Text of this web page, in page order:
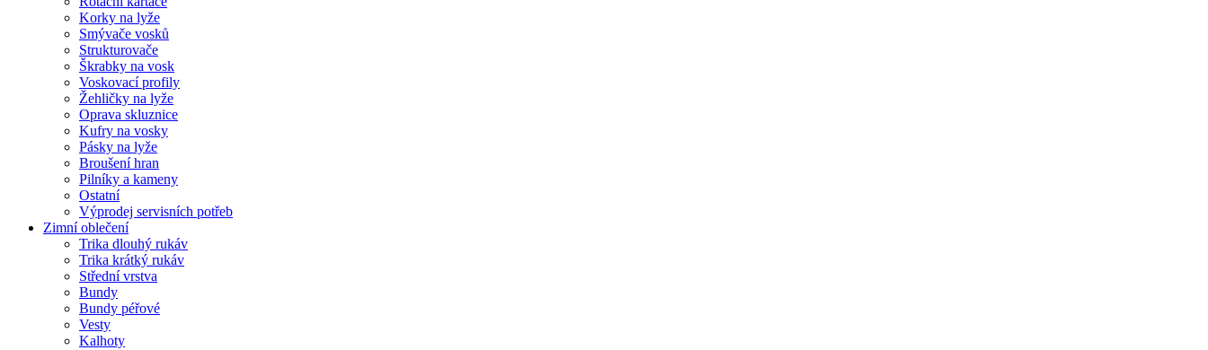
Korky na lyže
Smývače vosků
Strukturovače
Škrabky na vosk
Voskovací profily
Žehličky na lyže
Oprava skluznice
Kufry na vosky
Pásky na lyže
Broušení hran
Pilníky a kameny
Ostatní
Výprodej servisních potřeb
Zimní oblečení
Trika dlouhý rukáv
Trika krátký rukáv
Střední vrstva
Bundy
Bundy péřové
Vesty
Kalhoty